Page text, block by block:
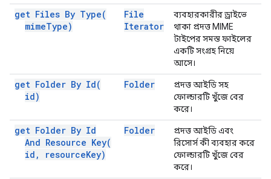
get Files By Type(
mimeType)
File
Iterator
ব্যবহারকারীর ড্রাইভে
থাকা প্রদত্ত MIME
টাইপের সমস্ত ফাইলের
একটি সংগ্রহ নিয়ে
আসে।
get Folder By Id(
id)
Folder
প্রদত্ত আইডি সহ
ফোল্ডারটি খুঁজে বের
করে।
get Folder By Id
And Resource Key(
id , resourceKey)
Folder
প্রদত্ত আইডি এবং
রিসোর্স কী ব্যবহার করে
ফোল্ডারটি খুঁজে বের
করে।